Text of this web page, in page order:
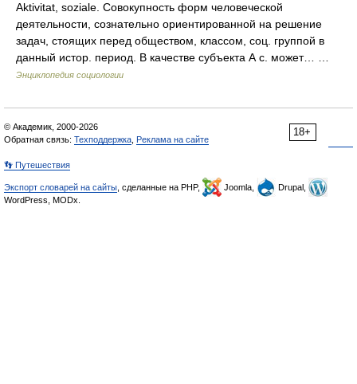
Aktivitat, soziale. Совокупность форм человеческой
деятельности, сознательно ориентированной на решение
задач, стоящих перед обществом, классом, соц. группой в
данный истор. период. В качестве субъекта А с. может… …
Энциклопедия социологии
18+
© Академик, 2000-2026
Обратная связь: Техподдержка Реклама на сайте
👣 Путешествия
Экспорт словарей на сайты , сделанные на PHP, Joomla,
Drupal,
WordPress, MODx.